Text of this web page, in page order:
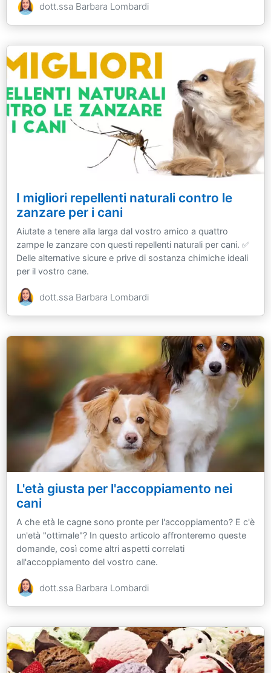
dott.ssa Barbara Lombardi
I migliori repellenti naturali contro le
zanzare per i cani
Aiutate a tenere alla larga dal vostro amico a quattro
zampe le zanzare con questi repellenti naturali per cani. ✅
Delle alternative sicure e prive di sostanza chimiche ideali
per il vostro cane.
dott.ssa Barbara Lombardi
L'età giusta per l'accoppiamento nei
cani
A che età le cagne sono pronte per l'accoppiamento? E c'è
un'età "ottimale"? In questo articolo affronteremo queste
domande, così come altri aspetti correlati
all'accoppiamento del vostro cane.
dott.ssa Barbara Lombardi